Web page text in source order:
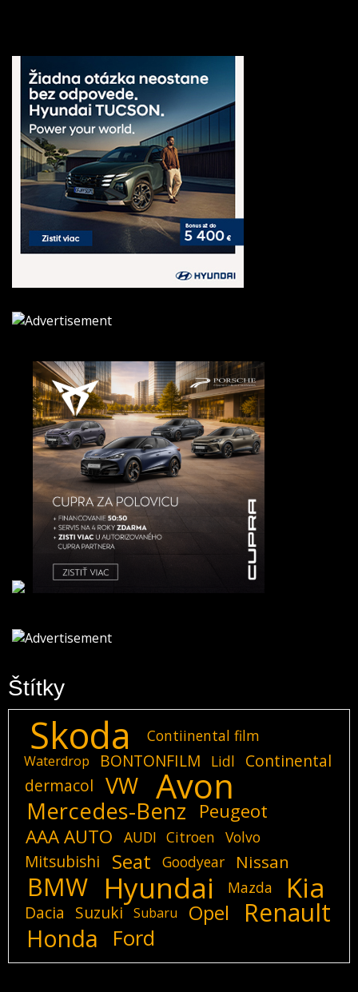
Štítky
Skoda Contiinental film
Waterdrop BONTONFILM Lidl
Continental
dermacol
VW Avon
Mercedes-Benz
Peugeot
AAA AUTO
AUDI Citroen Volvo
Mitsubishi Seat Goodyear Nissan
BMW Hyundai Mazda Kia
Dacia Suzuki Subaru Opel Renault
Honda Ford